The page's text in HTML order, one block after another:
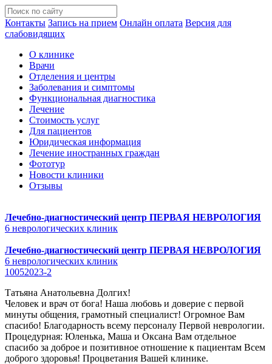
Контакты Запись на прием Онлайн оплата Версия для
слабовидящих
О клинике
Врачи
Отделения и центры
Заболевания и симптомы
Функциональная диагностика
Лечение
Стоимость услуг
Для пациентов
Юридическая информация
Лечение иностранных граждан
Фототур
Новости клиники
Отзывы
Лечебно-диагностический центр ПЕРВАЯ НЕВРОЛОГИЯ
6 неврологических клиник
Лечебно-диагностический центр ПЕРВАЯ НЕВРОЛОГИЯ
6 неврологических клиник
10052023-2
Татьяна Анатольевна Долгих!
Человек и врач от бога! Наша любовь и доверие с первой
минуты общения, грамотный специалист! Огромное Вам
спасибо! Благодарность всему персоналу Первой неврологии.
Процедурная: Юленька, Маша и Оксана Вам отдельное
спасибо за доброе и позитивное отношение к пациентам Всем
доброго здоровья! Процветания Вашей клинике.